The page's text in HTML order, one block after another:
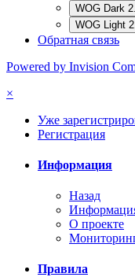
WOG Dark
WOG Light
Обратная связь
Powered by Invision
×
Уже
Регистрация
Информация
Назад
О проекте
Правила